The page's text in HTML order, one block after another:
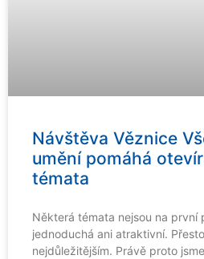
Návštěva Věznice
umění pomáhá
témata
Některá témata nejsou na první
jednoduchá ani atraktivní.
nejdůležitějším. Právě proto